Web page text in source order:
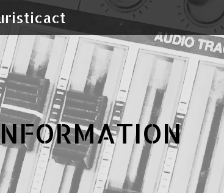
NFORMATION